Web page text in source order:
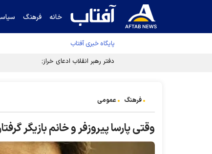
خانه فرهنگ
پایگاه خبری آفتاب
دفتر رهبر انقلاب ادعای خرازی درباره
فرهنگ عمومی
وقتی پارسا پیروزفر و خانم بازیگر